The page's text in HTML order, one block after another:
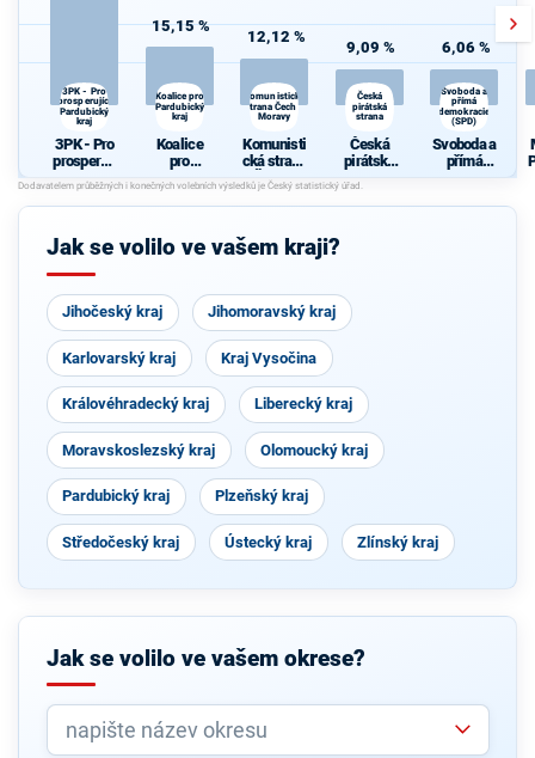
3PK - Pro
prosperující
Pardubický
kraj
3PK - Pro
prosperují
cí
Pardubick
ý kraj
15,15 %
Koalice pro
Pardubický
kraj
Koalice
pro
Pardubick
ý kraj
12,12 %
Komunistická
strana Čech a
Moravy
Komunisti
cká strana
Čech a
Moravy
9,09 %
Česká
pirátská
strana
Česká
pirátská
strana
6,06 %
Svoboda a
přímá
demokracie
(SPD)
Svoboda a
přímá
demokraci
Jak se volilo ve vašem kraji?
Jihočeský kraj Jihomoravský kraj
Karlovarský kraj Kraj Vysočina
Královéhradecký kraj Liberecký kraj
Moravskoslezský kraj Olomoucký kraj
Pardubický kraj Plzeňský kraj
Středočeský kraj Ústecký kraj Zlínský kraj
Jak se volilo ve vašem okrese?